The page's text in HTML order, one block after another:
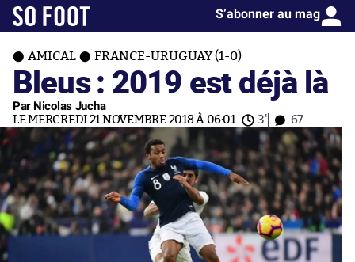
S’abonner au mag
AMICAL FRANCE-URUGUAY (1-0)
Bleus : 2019 est déjà là
Par Nicolas Jucha
LE MERCREDI 21 NOVEMBRE 2018 À 06:01 3' 67